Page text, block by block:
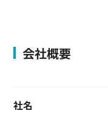
会社概要
社名